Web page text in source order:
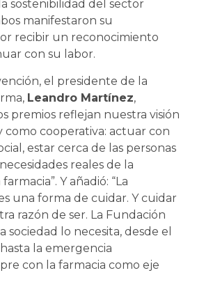
sostenibilidad del sector
manifestaron su
recibir un reconocimiento
con su labor.
el presidente de la
Leandro Martínez,
premios reflejan nuestra visión
cooperativa: actuar con
estar cerca de las personas
reales de la
Y añadió: “La
una forma de cuidar. Y cuidar
razón de ser. La Fundación
lo necesita, desde el
la emergencia
con la farmacia como eje